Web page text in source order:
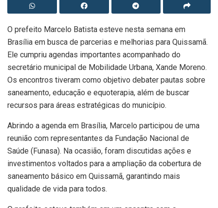
O prefeito Marcelo Batista esteve nesta semana em
Brasília em busca de parcerias e melhorias para Quissamã.
Ele cumpriu agendas importantes acompanhado do
secretário municipal de Mobilidade Urbana, Xande Moreno.
Os encontros tiveram como objetivo debater pautas sobre
saneamento, educação e equoterapia, além de buscar
recursos para áreas estratégicas do município.
Abrindo a agenda em Brasília, Marcelo participou de uma
reunião com representantes da Fundação Nacional de
Saúde (Funasa). Na ocasião, foram discutidas ações e
investimentos voltados para a ampliação da cobertura de
saneamento básico em Quissamã, garantindo mais
qualidade de vida para todos.